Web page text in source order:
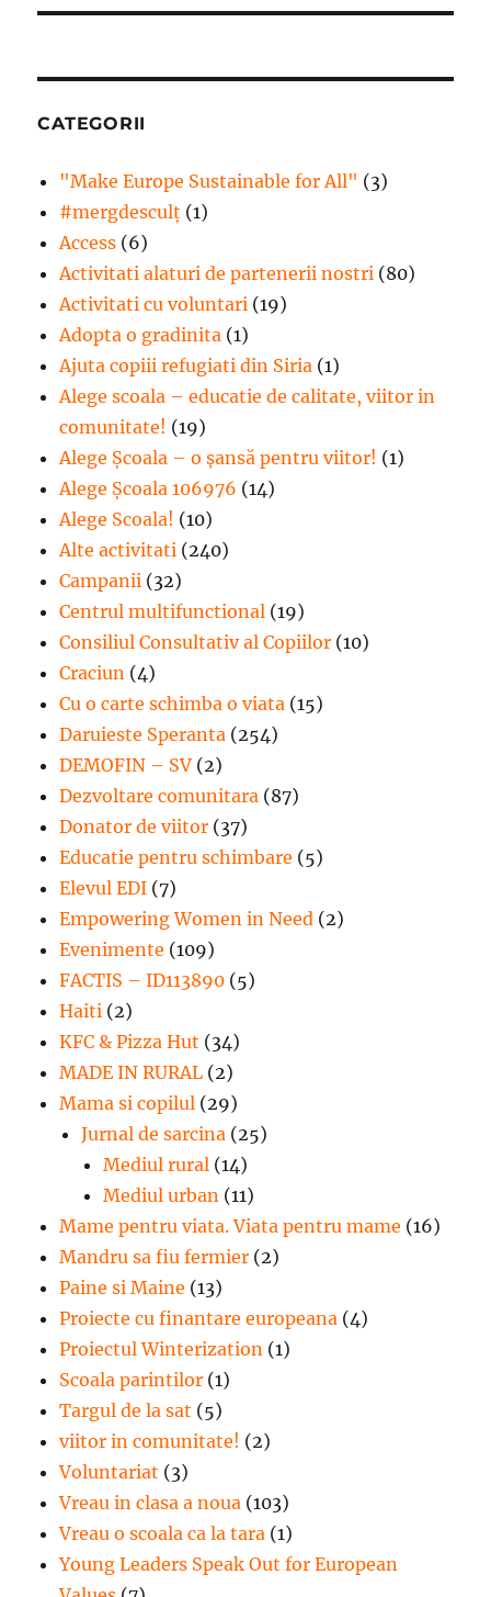
CATEGORII
"Make Europe Sustainable for All" (3)
#mergdesculţ (1)
Access (6)
Activitati alaturi de partenerii nostri (80)
Activitati cu voluntari (19)
Adopta o gradinita (1)
Ajuta copiii refugiati din Siria (1)
Alege scoala – educatie de calitate, viitor in
comunitate! (19)
Alege Şcoala – o şansă pentru viitor! (1)
Alege Școala 106976 (14)
Alege Scoala! (10)
Alte activitati (240)
Campanii (32)
Centrul multifunctional (19)
Consiliul Consultativ al Copiilor (10)
Craciun (4)
Cu o carte schimba o viata (15)
Daruieste Speranta (254)
DEMOFIN – SV (2)
Dezvoltare comunitara (87)
Donator de viitor (37)
Educatie pentru schimbare (5)
Elevul EDI (7)
Empowering Women in Need (2)
Evenimente (109)
FACTIS – ID113890 (5)
Haiti (2)
KFC & Pizza Hut (34)
MADE IN RURAL (2)
Mama si copilul (29)
Jurnal de sarcina (25)
Mediul rural (14)
Mediul urban (11)
Mame pentru viata. Viata pentru mame (16)
Mandru sa fiu fermier (2)
Paine si Maine (13)
Proiecte cu finantare europeana (4)
Proiectul Winterization (1)
Scoala parintilor (1)
Targul de la sat (5)
viitor in comunitate! (2)
Voluntariat (3)
Vreau in clasa a noua (103)
Vreau o scoala ca la tara (1)
Young Leaders Speak Out for European